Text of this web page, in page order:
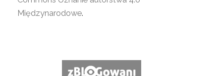
Międzynarodowe.